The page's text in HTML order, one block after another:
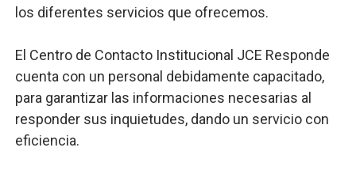
los diferentes servicios que ofrecemos.
El Centro de Contacto Institucional JCE Responde
cuenta con un personal debidamente capacitado,
para garantizar las informaciones necesarias al
responder sus inquietudes, dando un servicio con
eficiencia.